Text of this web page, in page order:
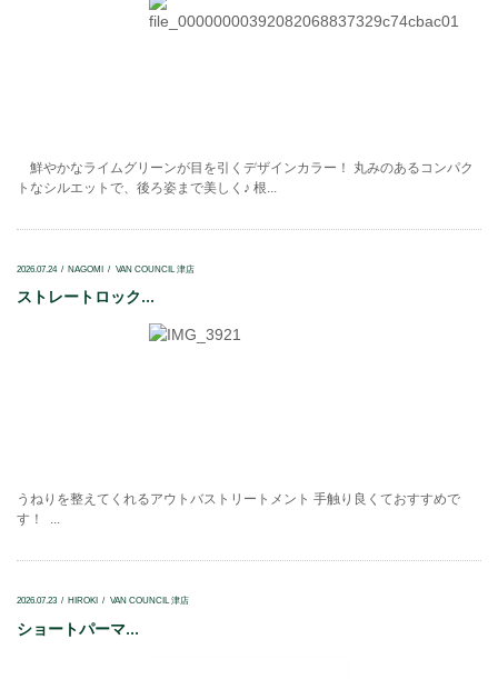
鮮やかなライムグリーンが目を引くデザインカラー！ 丸みのあるコンパク
トなシルエットで、後ろ姿まで美しく♪ 根...
2026.07.24 NAGOMI VAN COUNCIL 津店
ストレートロック...
うねりを整えてくれるアウトバストリートメント 手触り良くておすすめで
す！ ...
2026.07.23 HIROKI VAN COUNCIL 津店
ショートパーマ...